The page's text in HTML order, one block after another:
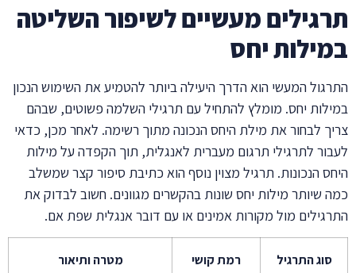
תרגילים מעשיים לשיפור השליטה
במילות יחס
התרגול המעשי הוא הדרך היעילה ביותר להטמיע את השימוש הנכון
במילות יחס. מומלץ להתחיל עם תרגילי השלמה פשוטים, שבהם
צריך לבחור את מילת היחס הנכונה מתוך רשימה. לאחר מכן, כדאי
לעבור לתרגילי תרגום מעברית לאנגלית, תוך הקפדה על מילות
היחס הנכונות. תרגיל מצוין נוסף הוא כתיבת סיפור קצר שמשלב
כמה שיותר מילות יחס שונות בהקשרים מגוונים. חשוב לבדוק את
התרגילים מול מקורות אמינים או עם דובר אנגלית שפת אם.
סוג התרגיל רמת קושי מטרה ותיאור